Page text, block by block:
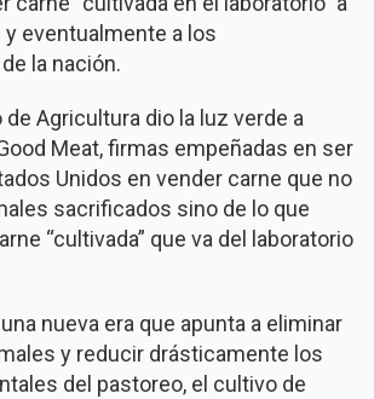
eventualmente a los
la nación.
de Agricultura dio la luz verde a
Meat, firmas empeñadas en ser
Unidos en vender carne que no
sacrificados sino de lo que
“cultivada” que va del laboratorio
nueva era que apunta a eliminar
y reducir drásticamente los
del pastoreo, el cultivo de